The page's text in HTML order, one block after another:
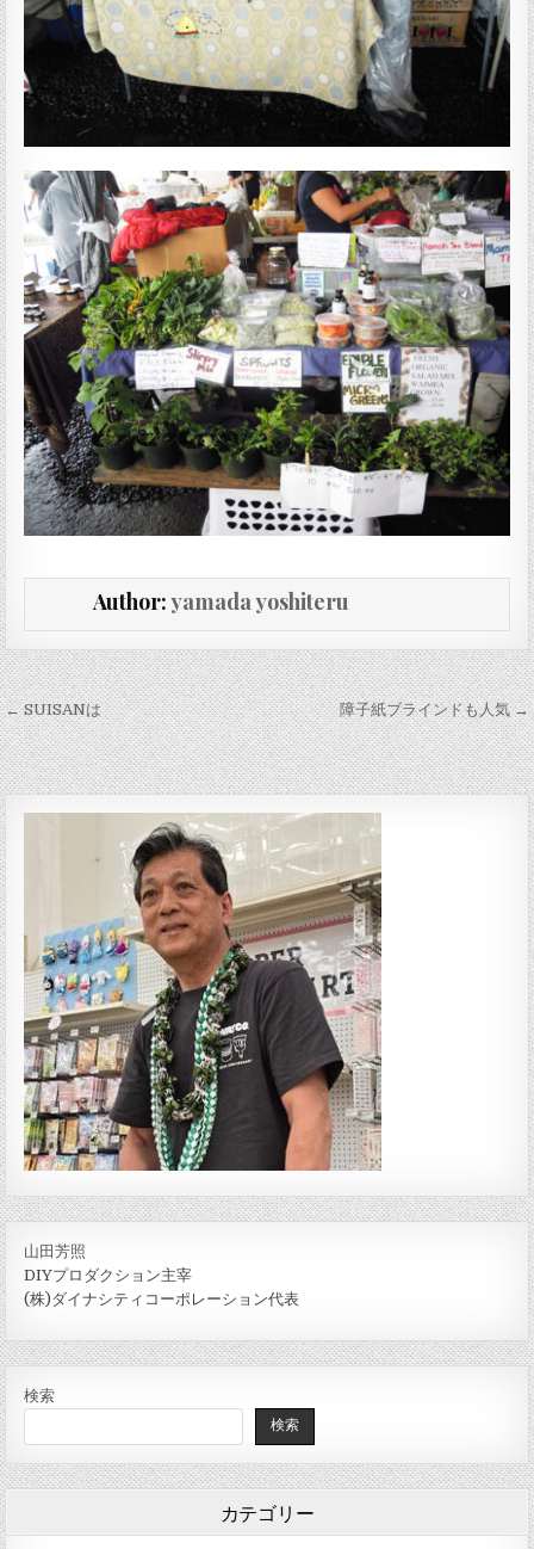
Author:yamada yoshiteru
投稿ナビゲーション
← SUISANは 障子紙ブラインドも人気 →
山田芳照
DIYプロダクション主宰
(株)ダイナシティコーポレーション代表
検索
検索
カテゴリー